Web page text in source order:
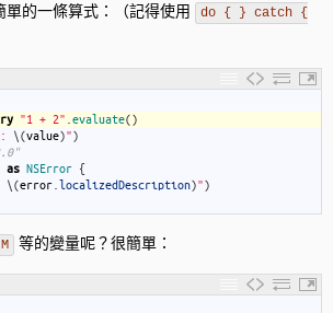
單的一條算式：（記得使用
do { } catch {
"1 + 2" evaluate()
\ (value)")
as NSError {
\ (error localizedDescription)")
M 等的變量呢？很簡單：